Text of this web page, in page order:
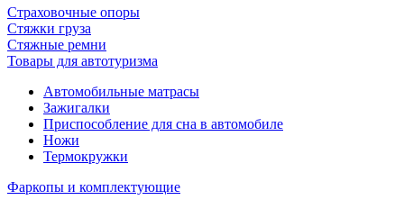
Страховочные опоры
Стяжки груза
Стяжные ремни
Товары для автотуризма
Автомобильные матрасы
Зажигалки
Приспособление для сна в автомобиле
Ножи
Термокружки
Фаркопы и комплектующие